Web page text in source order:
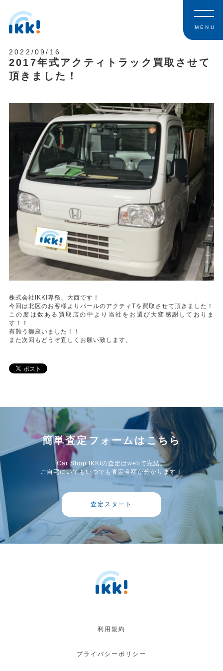
MENU
2022/09/16
2017年式アクティトラック買取させて
頂きました！
株式会社IKKI専務、大西です！
今回は北区のお客様よりパールのアクティTを買取させて頂きました！
この度は数ある買取店の中より当社をお選び大変感謝しておりま
す！！
有難う御座いました！！
また次回もどうぞ宜しくお願い致します。
簡単査定フォームはこちら
Car Shop IKKIの査定はwebで完結。
ご自宅にいてもいつでも査定金額が分かります！
査定スタート
利用規約
プライバシーポリシー